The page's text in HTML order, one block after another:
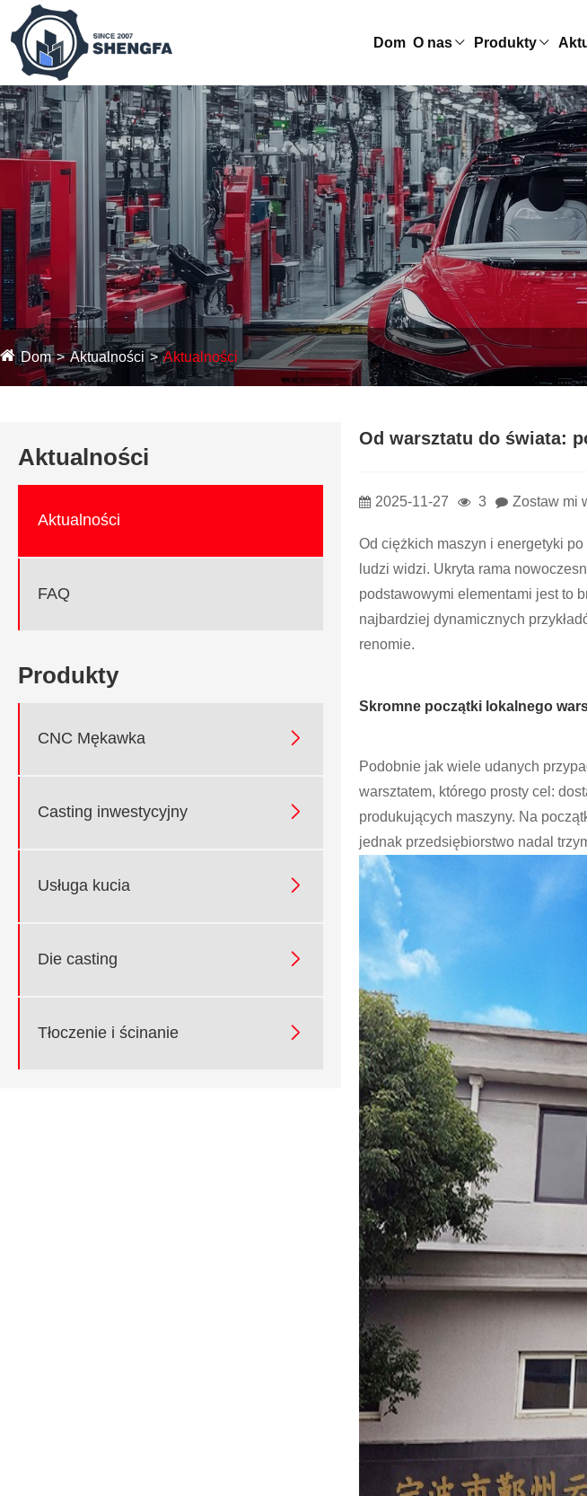
Dom O nas Produkty
Dom Aktualności Aktualności
Aktualności
Aktualności
FAQ
Produkty
CNC Mękawka 
Casting inwestycyjny 
Usługa kucia 
Die casting 
Tłoczenie i ścinanie 
Od warsztatu do świata:
2025-11-27 3 Zostaw mi
Od ciężkich maszyn i energetyki
ludzi widzi. Ukryta rama
podstawowymi elementami jest to
najbardziej dynamicznych
renomie.
Skromne początki lokalnego
Podobnie jak wiele udanych
warsztatem, którego prosty cel:
produkujących maszyny. Na
jednak przedsiębiorstwo nadal